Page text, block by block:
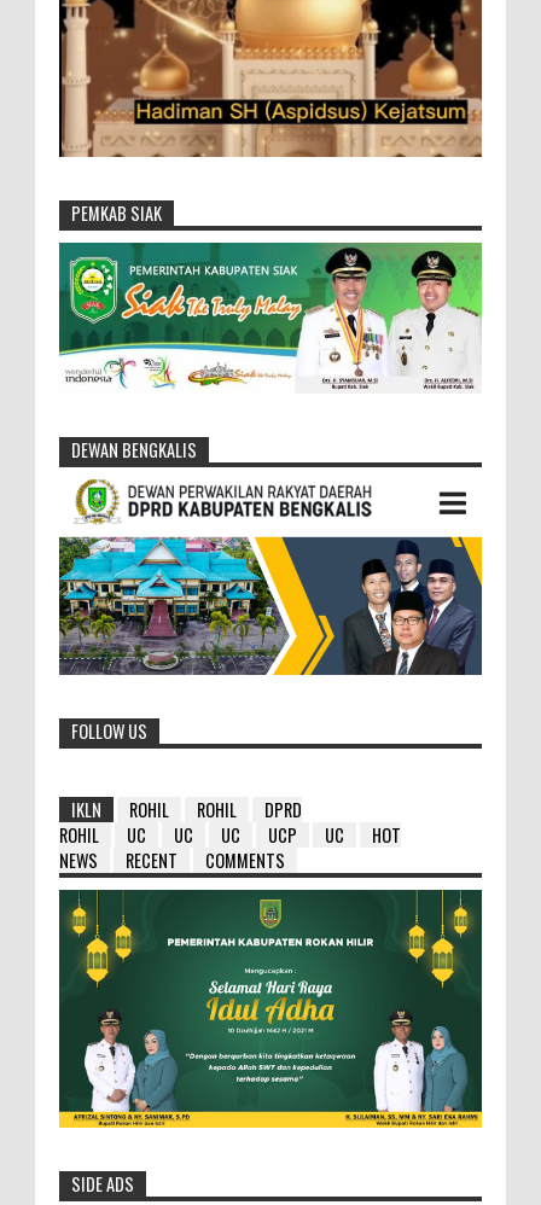
PEMKAB SIAK
DEWAN BENGKALIS
FOLLOW US
IKLN ROHIL ROHIL
DPRD
ROHIL
UC UC UC UCP UC
HOT
NEWS
RECENT COMMENTS
SIDE ADS